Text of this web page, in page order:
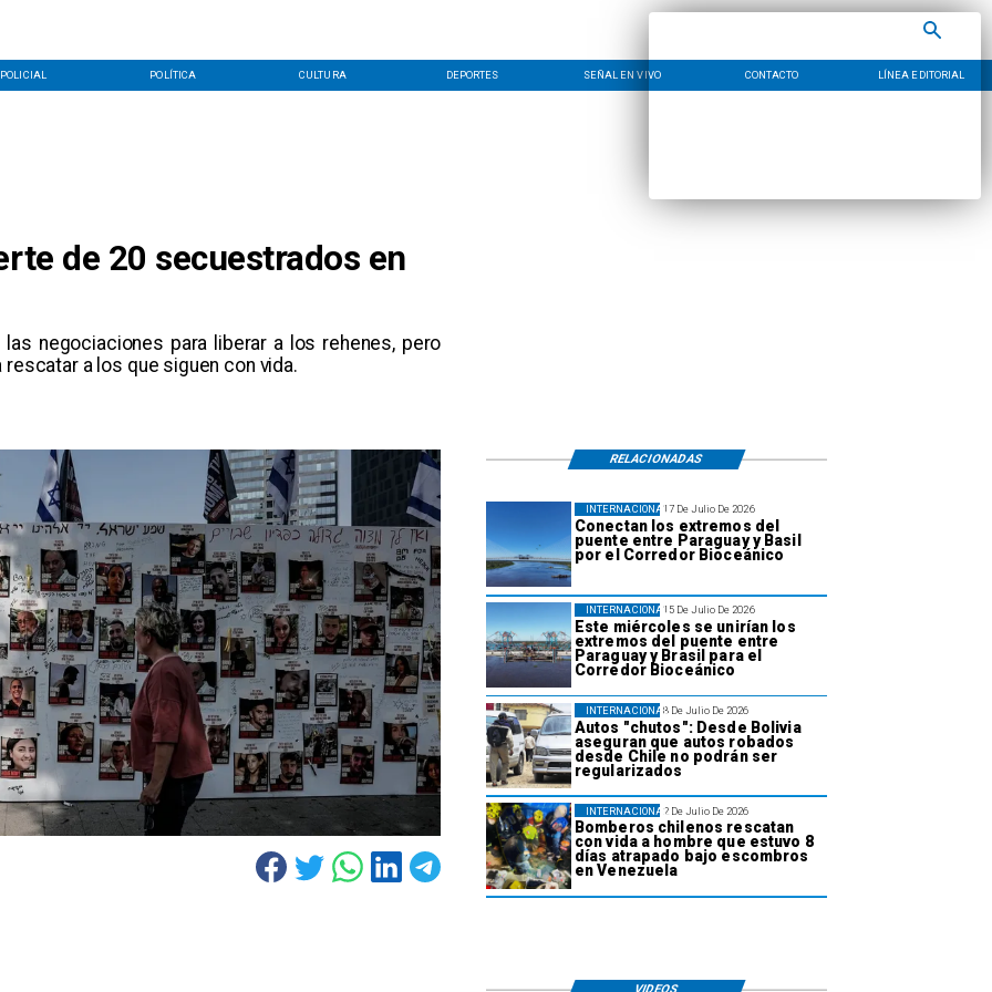
POLICIAL POLÍTICA CULTURA DEPORTES SEÑAL EN VIVO CONTACTO LÍNEA EDITORIAL
de 20 secuestrados en
negociaciones para liberar a los rehenes, pero
a los que siguen con vida.
17 De Julio De 2026
Conectan los extremos del
puente entre Paraguay y Basil
por el Corredor Bioceánico
INTERNACIONAL
15 De Julio De 2026
Este miércoles se unirían los
extremos del puente entre
Paraguay y Brasil para el
Corredor Bioceánico
INTERNACIONAL
8 De Julio De 2026
Autos "chutos": Desde Bolivia
aseguran que autos robados
desde Chile no podrán ser
regularizados
INTERNACIONAL
2 De Julio De 2026
Bomberos chilenos rescatan
con vida a hombre que estuvo 8
días atrapado bajo escombros
en Venezuela
INTERNACIONAL
RELACIONADAS